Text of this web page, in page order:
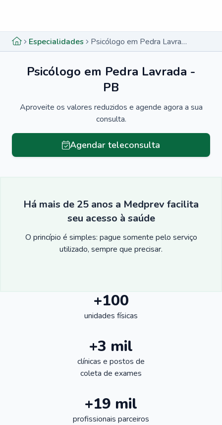
Especialidades Psicólogo em Pedra Lavrada - PB
Psicólogo em Pedra Lavrada -
PB
Aproveite os valores reduzidos e agende agora a sua
consulta.
Agendar teleconsulta
Há mais de 25 anos a Medprev facilita
seu acesso à saúde
O princípio é simples: pague somente pelo serviço
utilizado, sempre que precisar.
+100
unidades físicas
+3 mil
clínicas e postos de
coleta de exames
+19 mil
profissionais parceiros